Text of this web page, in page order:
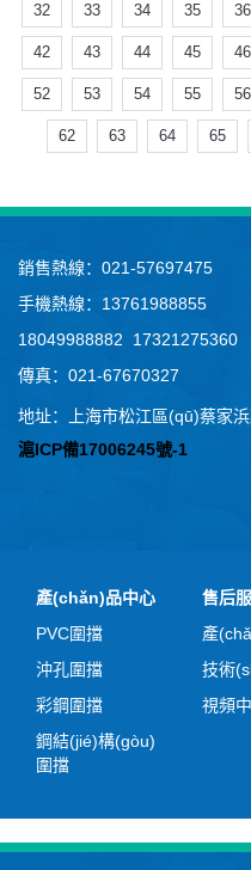
32 33 34 35 36
42 43 44 45 46
52 53 54 55 56
62 63 64 65
銷售熱線：021-57697475
手機熱線：13761988855
18049988882 17321275360
傳真：021-67670327
地址：上海市松江區(qū)蔡家
滬ICP備17006245號-1
產(chǎn)品中心
PVC圍擋
沖孔圍擋
彩鋼圍擋
鋼結(jié)構(gòu)
圍擋
售后
產
技術
視頻